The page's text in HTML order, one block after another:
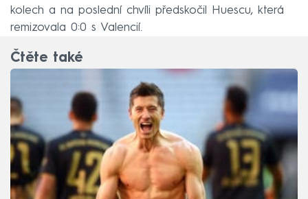
kolech a na poslední chvíli předskočil Huescu, která
remizovala 0:0 s Valencií.
Čtěte také